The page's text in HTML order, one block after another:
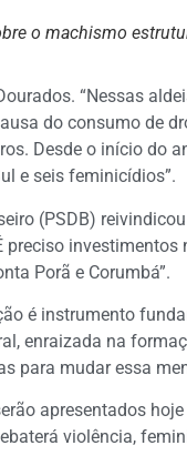
o machismo
“Nessas
do consumo de
Desde o início do
e seis feminicídios”.
(PSDB)
preciso
Porã e Corumbá”.
é instrumento
enraizada na
para mudar essa
apresentados
violência,